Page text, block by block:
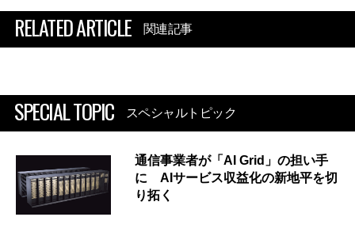
RELATED ARTICLE 関連記事
SPECIAL TOPIC スペシャルトピック
通信事業者が「AI Grid」の担い手
に AIサービス収益化の新地平を切
り拓く